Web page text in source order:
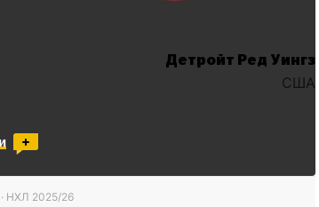
Детройт Ред Уингз
США
· НХЛ 2025/26